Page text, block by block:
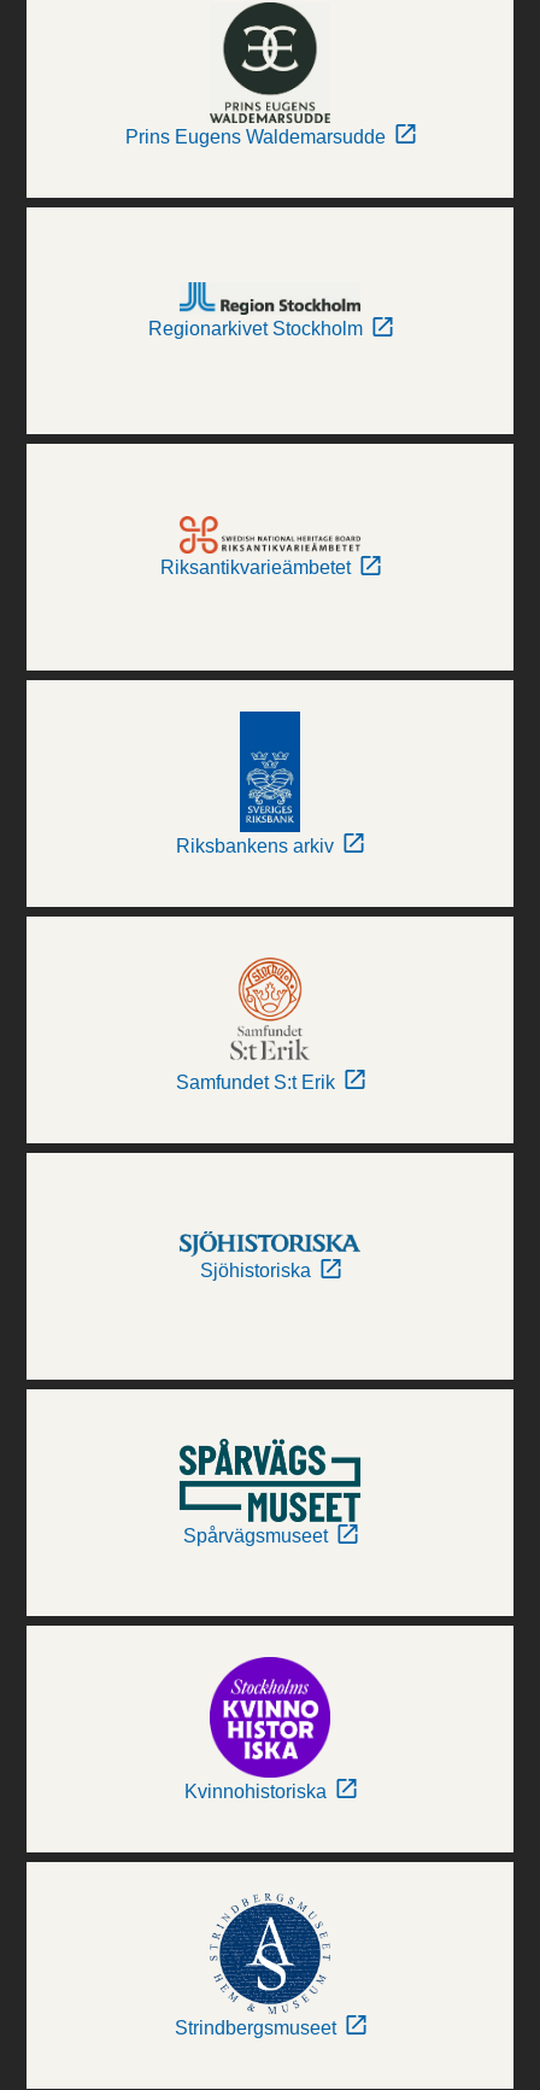
Prins Eugens Waldemarsudde
Regionarkivet Stockholm
Riksantikvarieämbetet
Riksbankens arkiv
Samfundet S:t Erik
Sjöhistoriska
Spårvägsmuseet
Kvinnohistoriska
Strindbergsmuseet